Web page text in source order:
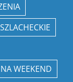
WEEKEND